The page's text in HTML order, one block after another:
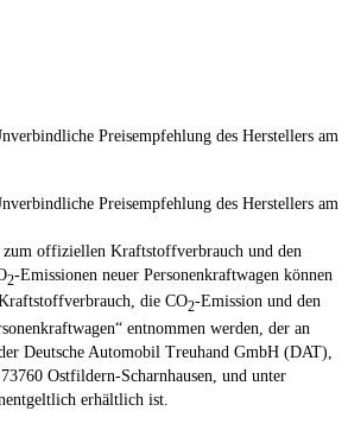
Preisempfehlung des Herstellers am
Preisempfehlung des Herstellers am
offiziellen Kraftstoffverbrauch und den
2-Emissionen neuer Personenkraftwagen können
die CO2-Emission und den
entnommen werden, der an
Deutsche Automobil Treuhand GmbH (DAT),
Ostfildern-Scharnhausen, und unter
erhältlich ist.